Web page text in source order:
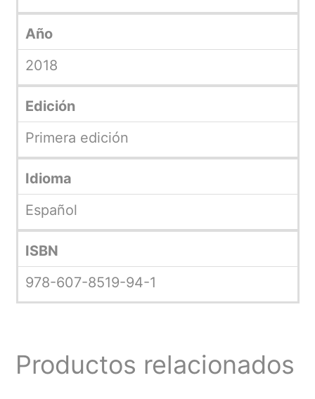
Año
2018
Edición
Primera edición
Idioma
Español
ISBN
978-607-8519-94-1
Productos relacionados